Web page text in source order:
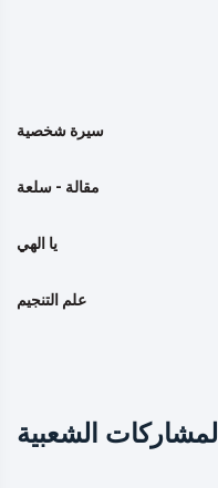
سيرة شخصية
مقالة - سلعة
يا الهي
علم التنجيم
المشاركات الشعبية